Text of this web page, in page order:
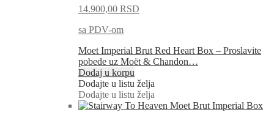
14.900,00 RSD
sa PDV-om
Moet Imperial Brut Red Heart Box – Proslavite
pobede uz Moët & Chandon…
Dodaj u korpu
Dodajte u listu želja
Dodajte u listu želja